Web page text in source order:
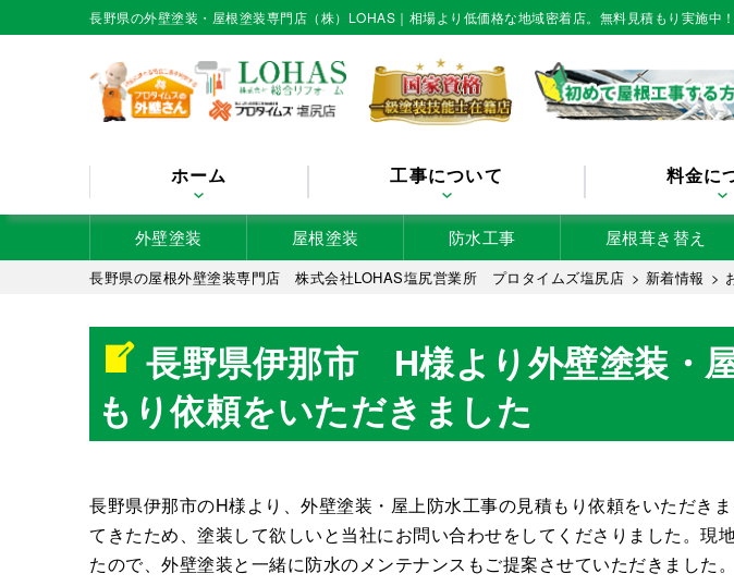
長野県の外壁塗装・屋根塗装専門店（株）LOHAS｜相場より低価格な地域密着店。無料見積もり実施
ホーム 工事について 料金に
外壁塗装 屋根塗装 防水工事 屋根葺き替え
長野県の屋根外壁塗装専門店 株式会社LOHAS塩尻営業所 プロタイムズ塩尻店 > 新着情報 >
長野県伊那市 H様より外壁塗装・
もり依頼をいただきました
長野県伊那市のH様より、外壁塗装・屋上防水工事の見積もり依頼をいただき
てきたため、塗装して欲しいと当社にお問い合わせをしてくださりました。現
たので、外壁塗装と一緒に防水のメンテナンスもご提案させていただきました。